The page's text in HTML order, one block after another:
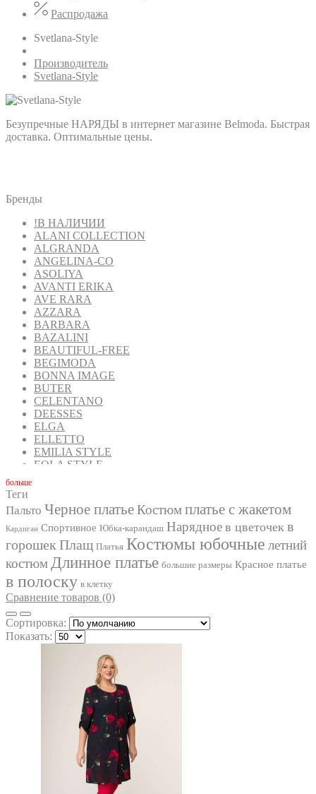
Распродажа
Svetlana-Style
Производитель
Svetlana-Style
Безупречные НАРЯДЫ в интернет магазине Belmoda. Быстрая
доставка. Оптимальные цены.
Бренды
!В НАЛИЧИИ
ALANI COLLECTION
ALGRANDA
ANGELINA-CO
ASOLIYA
AVANTI ERIKA
AVE RARA
AZZARA
BARBARA
BAZALINI
BEAUTIFUL-FREE
BEGIMODA
BONNA IMAGE
BUTER
CELENTANO
DEESSES
ELGA
ELLETTO
EMILIA STYLE
EOLA STYLE
FOXY FOX
GIZART
GOLDEN VALLEY
INPOINT
IVA
IVELTA PLUS
JURIMEX
KALORIS
LA KONA
LADIS LINE
LADY SECRET
LADY STYLE CLASSIC
LIONA STYLE
LISSANA
LUCKY FOX
бoльше
Теги
Пальто Черное платьеКостюмплатье с жакетом
Кардиган Спортивное Юбка-карандаш Нарядное в цветочек в
горошек Плащ Платья Костюмы юбочные летний
костюмДлинное платье большие размеры Красное платье
в полоску в клетку
Сравнение товаров (0)
Сортировка:
Показать: